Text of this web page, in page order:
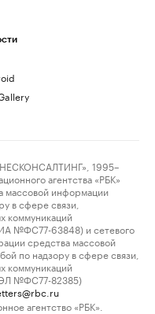
1995–
агентства «РБК»
массовой информации
в сфере связи,
коммуникаций
№ФС77-63848) и сетевого
средства массовой
по надзору в сфере связи,
коммуникаций
ЭЛ №ФС77-82385)
агентство «РБК».